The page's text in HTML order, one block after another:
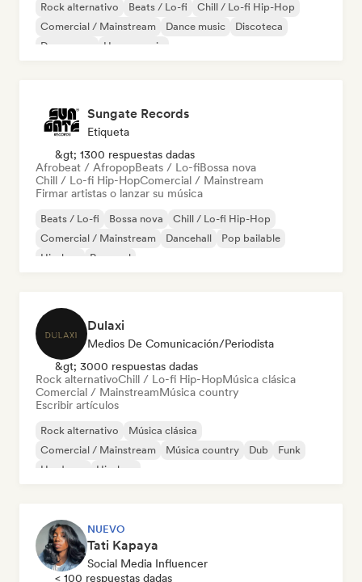
Rock alternativo Beats / Lo-fi
Chill / Lo-fi Hip-Hop
Comercial / Mainstream
Dance music
Discoteca
Dream pop
House music
Sungate Records
Etiqueta
&gt; 1300 respuestas dadas
Afrobeat / AfropopBeats / Lo-fiBossa nova
Chill / Lo-fi Hip-HopComercial / Mainstream
Firmar artistas o lanzar su música
Beats / Lo-fi Bossa nova
Chill / Lo-fi Hip-Hop
Comercial / Mainstream
Dancehall
Pop bailable
Hip-hop
Pop soul
Dulaxi
Medios De Comunicación/Periodista
&gt; 3000 respuestas dadas
Rock alternativoChill / Lo-fi Hip-HopMúsica clásica
Comercial / MainstreamMúsica country
Escribir artículos
Rock alternativo
Música clásica
Comercial / Mainstream
Música country Dub
Funk
Hardcore
Hip-hop
NUEVO
Tati Kapaya
Social Media Influencer
< 100 respuestas dadas